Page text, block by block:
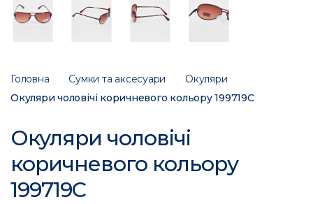
Головна Сумки та аксесуари
Окуляри
Окуляри чоловічі коричневого кольору 199719C
Окуляри чоловічі
коричневого кольору
199719C